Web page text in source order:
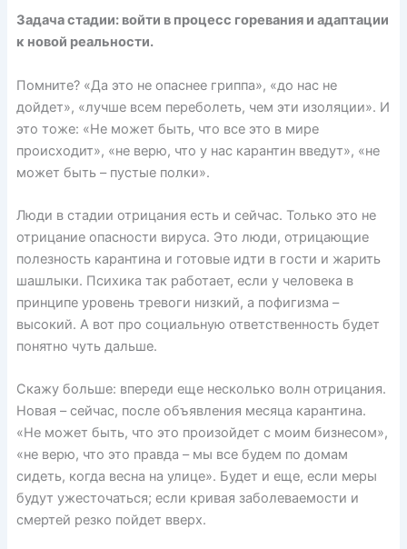
Задача стадии: войти в процесс горевания и адаптации
к новой реальности.
Помните? «Да это не опаснее гриппа», «до нас не
дойдет», «лучше всем переболеть, чем эти изоляции». И
это тоже: «Не может быть, что все это в мире
происходит», «не верю, что у нас карантин введут», «не
может быть – пустые полки».
Люди в стадии отрицания есть и сейчас. Только это не
отрицание опасности вируса. Это люди, отрицающие
полезность карантина и готовые идти в гости и жарить
шашлыки. Психика так работает, если у человека в
принципе уровень тревоги низкий, а пофигизма –
высокий. А вот про социальную ответственность будет
понятно чуть дальше.
Скажу больше: впереди еще несколько волн отрицания.
Новая – сейчас, после объявления месяца карантина.
«Не может быть, что это произойдет с моим бизнесом»,
«не верю, что это правда – мы все будем по домам
сидеть, когда весна на улице». Будет и еще, если меры
будут ужесточаться; если кривая заболеваемости и
смертей резко пойдет вверх.